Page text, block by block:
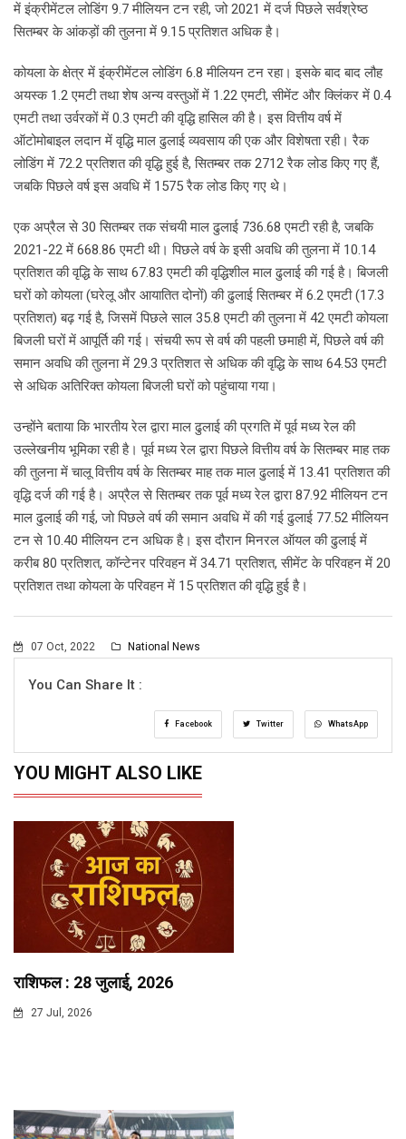
में इंक्रीमेंटल लोडिंग 9.7 मीलियन टन रही, जो 2021 में दर्ज पिछले सर्वश्रेष्ठ
सितम्बर के आंकड़ों की तुलना में 9.15 प्रतिशत अधिक है।
कोयला के क्षेत्र में इंक्रीमेंटल लोडिंग 6.8 मीलियन टन रहा। इसके बाद बाद लौह
अयस्क 1.2 एमटी तथा शेष अन्य वस्तुओं में 1.22 एमटी, सीमेंट और क्लिंकर में 0.4
एमटी तथा उर्वरकों में 0.3 एमटी की वृद्धि हासिल की है। इस वित्तीय वर्ष में
ऑटोमोबाइल लदान में वृद्धि माल ढुलाई व्यवसाय की एक और विशेषता रही। रैक
लोडिंग में 72.2 प्रतिशत की वृद्धि हुई है, सितम्बर तक 2712 रैक लोड किए गए हैं,
जबकि पिछले वर्ष इस अवधि में 1575 रैक लोड किए गए थे।
एक अप्रैल से 30 सितम्बर तक संचयी माल ढुलाई 736.68 एमटी रही है, जबकि
2021-22 में 668.86 एमटी थी। पिछले वर्ष के इसी अवधि की तुलना में 10.14
प्रतिशत की वृद्धि के साथ 67.83 एमटी की वृद्धिशील माल ढुलाई की गई है। बिजली
घरों को कोयला (घरेलू और आयातित दोनों) की ढुलाई सितम्बर में 6.2 एमटी (17.3
प्रतिशत) बढ़ गई है, जिसमें पिछले साल 35.8 एमटी की तुलना में 42 एमटी कोयला
बिजली घरों में आपूर्ति की गई। संचयी रूप से वर्ष की पहली छमाही में, पिछले वर्ष की
समान अवधि की तुलना में 29.3 प्रतिशत से अधिक की वृद्धि के साथ 64.53 एमटी
से अधिक अतिरिक्त कोयला बिजली घरों को पहुंचाया गया।
उन्होंने बताया कि भारतीय रेल द्वारा माल ढुलाई की प्रगति में पूर्व मध्य रेल की
उल्लेखनीय भूमिका रही है। पूर्व मध्य रेल द्वारा पिछले वित्तीय वर्ष के सितम्बर माह तक
की तुलना में चालू वित्तीय वर्ष के सितम्बर माह तक माल ढुलाई में 13.41 प्रतिशत की
वृद्धि दर्ज की गई है। अप्रैल से सितम्बर तक पूर्व मध्य रेल द्वारा 87.92 मीलियन टन
माल ढुलाई की गई, जो पिछले वर्ष की समान अवधि में की गई ढुलाई 77.52 मीलियन
टन से 10.40 मीलियन टन अधिक है। इस दौरान मिनरल ऑयल की ढुलाई में
करीब 80 प्रतिशत, कॉन्टेनर परिवहन में 34.71 प्रतिशत, सीमेंट के परिवहन में 20
प्रतिशत तथा कोयला के परिवहन में 15 प्रतिशत की वृद्धि हुई है।
07 Oct, 2022 National News
You Can Share It :
Facebook Twitter WhatsApp
YOU MIGHT ALSO LIKE
राशिफल : 28 जुलाई, 2026
27 Jul, 2026